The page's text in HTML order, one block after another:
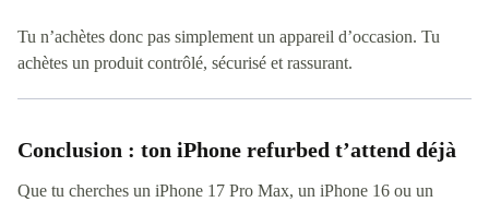
Tu n’achètes donc pas simplement un appareil d’occasion. Tu
achètes un produit contrôlé, sécurisé et rassurant.
Conclusion : ton iPhone refurbed t’attend déjà
Que tu cherches un iPhone 17 Pro Max, un iPhone 16 ou un